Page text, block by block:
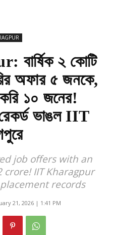
২ কোটি
অফার ৫ জনকে,
১০ জনের!
ভাঙল IIT
job offers with an
crore! IIT Kharagpur
records
21, 2026 | 1:41 PM